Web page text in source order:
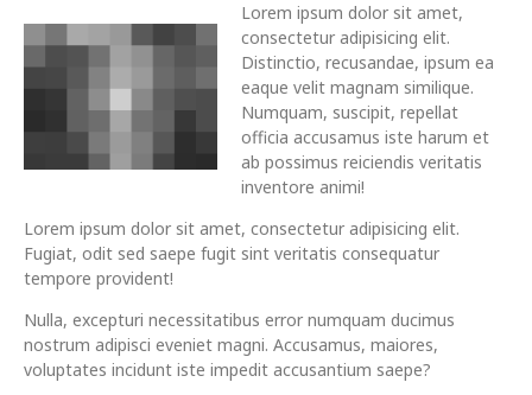
Lorem ipsum dolor sit amet,
consectetur adipisicing elit.
Distinctio, recusandae, ipsum ea
eaque velit magnam similique.
Numquam, suscipit, repellat
officia accusamus iste harum et
ab possimus reiciendis veritatis
inventore animi!
Lorem ipsum dolor sit amet, consectetur adipisicing elit.
Fugiat, odit sed saepe fugit sint veritatis consequatur
tempore provident!
Nulla, excepturi necessitatibus error numquam ducimus
nostrum adipisci eveniet magni. Accusamus, maiores,
voluptates incidunt iste impedit accusantium saepe?